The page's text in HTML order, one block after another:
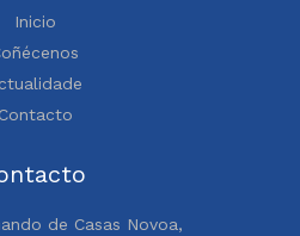
Inicio
Contacto
de Casas Novoa,